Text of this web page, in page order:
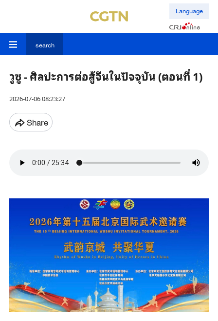
Language
search
วูซู - ศิลปะการต่อสู้จีนในปัจจุบัน (ตอนที่ 1)
2026-07-06 08:23:27
Share